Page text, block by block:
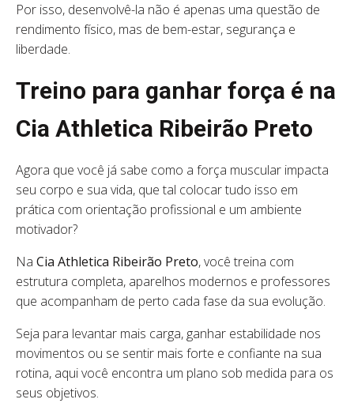
Por isso, desenvolvê-la não é apenas uma questão de
rendimento físico, mas de bem-estar, segurança e
liberdade.
Treino para ganhar força é na
Cia Athletica Ribeirão Preto
Agora que você já sabe como a força muscular impacta
seu corpo e sua vida, que tal colocar tudo isso em
prática com orientação profissional e um ambiente
motivador?
Na Cia Athletica Ribeirão Preto, você treina com
estrutura completa, aparelhos modernos e professores
que acompanham de perto cada fase da sua evolução.
Seja para levantar mais carga, ganhar estabilidade nos
movimentos ou se sentir mais forte e confiante na sua
rotina, aqui você encontra um plano sob medida para os
seus objetivos.